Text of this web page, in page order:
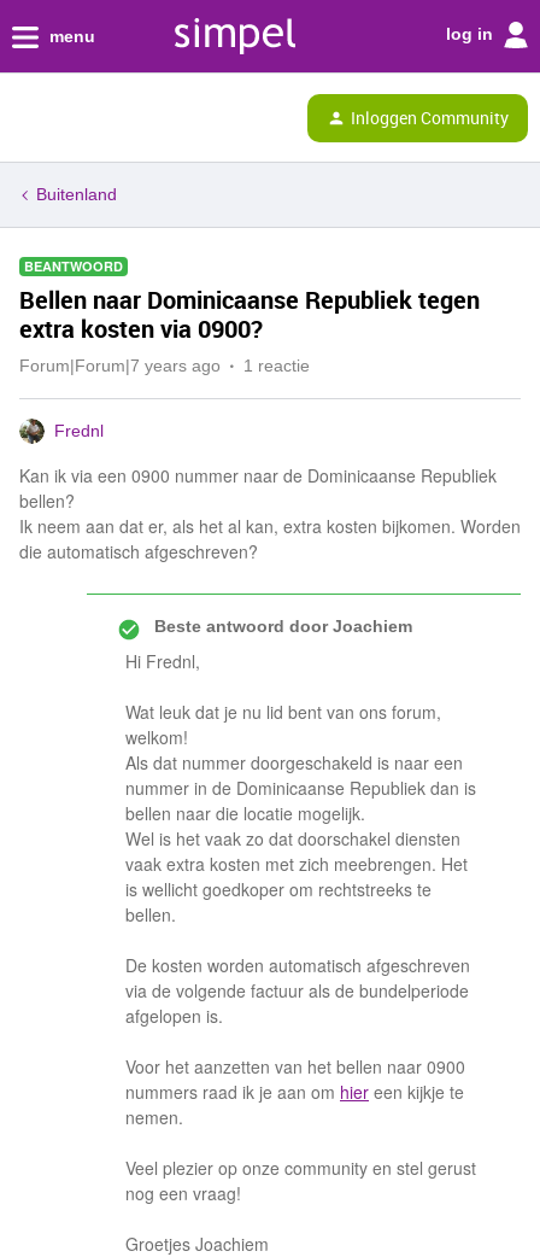
menu log in
Inloggen Community
Buitenland
BEANTWOORD
Bellen naar Dominicaanse Republiek tegen
extra kosten via 0900?
Forum|Forum|7 years ago 1 reactie
Frednl
Kan ik via een 0900 nummer naar de Dominicaanse Republiek
bellen?
Ik neem aan dat er, als het al kan, extra kosten bijkomen. Worden
die automatisch afgeschreven?
Beste antwoord doorJoachiem
Hi Frednl,
Wat leuk dat je nu lid bent van ons forum,
welkom!
Als dat nummer doorgeschakeld is naar een
nummer in de Dominicaanse Republiek dan is
bellen naar die locatie mogelijk.
Wel is het vaak zo dat doorschakel diensten
vaak extra kosten met zich meebrengen. Het
is wellicht goedkoper om rechtstreeks te
bellen.
De kosten worden automatisch afgeschreven
via de volgende factuur als de bundelperiode
afgelopen is.
Voor het aanzetten van het bellen naar 0900
nummers raad ik je aan om hier een kijkje te
nemen.
Veel plezier op onze community en stel gerust
nog een vraag!
Groetjes Joachiem